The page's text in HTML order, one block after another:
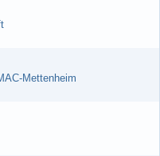
Mettenheim